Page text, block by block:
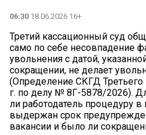
06:30 18.06.2026 16+
Третий кассационный суд
само по себе несовпадение
увольнения с датой,
сокращении, не делает
(Определение СКГД
г. по делу № 8Г-5878/2026).
ли работодатель процедуру
выдержан срок
вакансии и было ли